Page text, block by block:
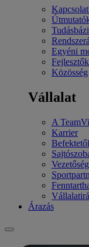
Egyéni
Közösség
Vállalat
A
Karrier
Vezetőség
Árazás